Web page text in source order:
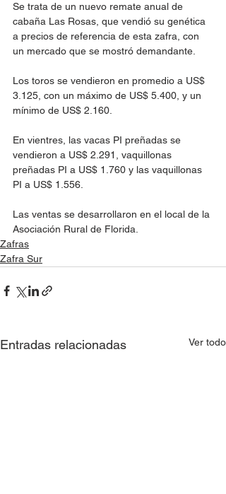
Se trata de un nuevo remate anual de
cabaña Las Rosas, que vendió su genética
a precios de referencia de esta zafra, con
un mercado que se mostró demandante.
Los toros se vendieron en promedio a US$
3.125, con un máximo de US$ 5.400, y un
mínimo de US$ 2.160.
En vientres, las vacas PI preñadas se
vendieron a US$ 2.291, vaquillonas
preñadas PI a US$ 1.760 y las vaquillonas
PI a US$ 1.556.
Las ventas se desarrollaron en el local de la
Asociación Rural de Florida.
Zafras
Zafra Sur
Entradas relacionadas Ver todo